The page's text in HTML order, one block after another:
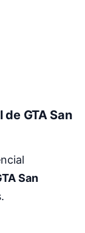
GTA San
San